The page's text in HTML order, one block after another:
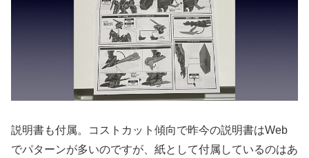
説明書も付属。コストカット傾向で昨今の説明書はWeb
でパターンが多いのですが、紙として付属しているのはあ